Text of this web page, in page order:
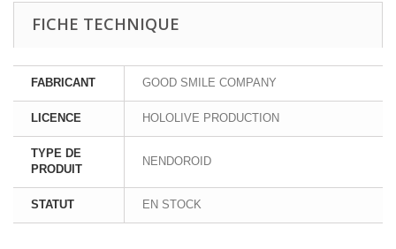
FICHE TECHNIQUE
FABRICANT GOOD SMILE COMPANY
LICENCE HOLOLIVE PRODUCTION
TYPE DE
PRODUIT
NENDOROID
STATUT EN STOCK